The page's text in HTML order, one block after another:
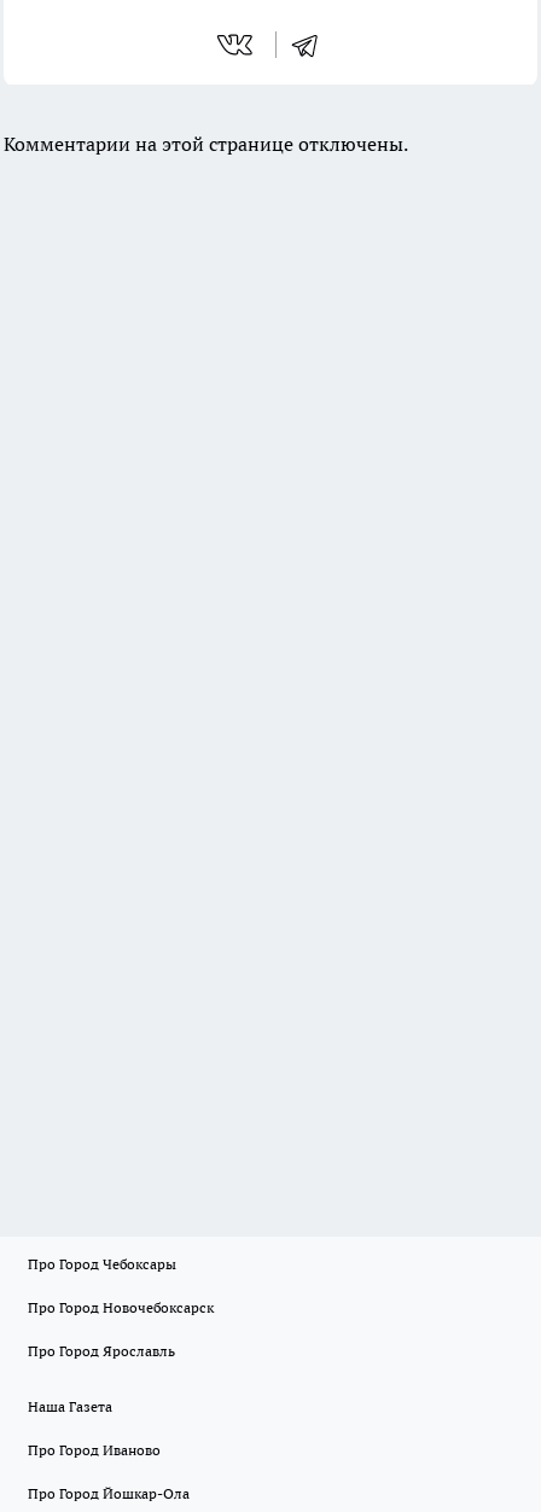
Комментарии на этой странице отключены.
Про Город Чебоксары
Про Город Новочебоксарск
Про Город Ярославль
Наша Газета
Про Город Иваново
Про Город Йошкар-Ола